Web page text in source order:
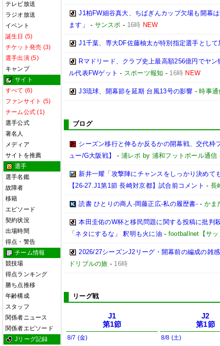
テレビ放送
ラジオ放送
イベント
誕生日 (5)
チケット発売 (3)
選手出演 (5)
キャンプ
サイト
すべて (6)
ファンサイト (5)
チーム公式 (1)
選手公式
著名人
メディア
サイトを推薦
選手
選手名鑑
故障者
移籍
エピソード
契約状況
出場時間
得点・警告
チーム情報
競技場
得点ランキング
勝ち点推移
年齢構成
スタッフ
関係者ニュース
関係者エピソード
Jリーグ記録
J1柏FW細谷真大、ちばぎんカップ欠場も開幕
ます」
- サンスポ - 16時 NEW
J1千葉、専大DF佐藤柚太が特別指定選手として
Rマドリード、クラブ史上最高額256億円でヤ
ル代表FWゲット - スポーツ報知 - 16時 NEW
J3琉球、開幕節を延期 台風13号の影響 -時事通
ブログ
シーズン移行と伸るか反るかの開幕戦、交代枠
ュー/G大阪戦】
- 浦レポ by 浦和フットボール通信
新井一耀「攻撃陣にチャンスをしっかり決めて
【26-27.J1第1節 長崎対京都】試合前コメント - 長
読書 ひとりの商人-岡藤正広-私の履歴書-- かま
本田圭佑のW杯と移民問題に関する投稿に批判
「ネタにするな」 釈明も火に油 - footballnet【サ
2026/27シーズンJ2リーグ・開幕前の編成の雑
ドリブルの旅 - 16時
リーグ戦
J1
第1節
8/7 (金)
J2
第1節
8/8 (土)